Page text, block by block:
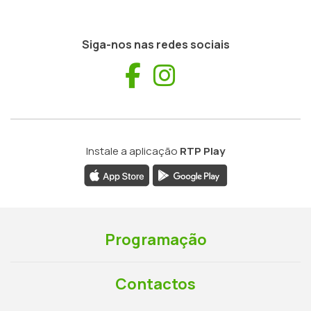
Siga-nos nas redes sociais
Facebook
Instale a aplicação RTP Play
Programação
Contactos